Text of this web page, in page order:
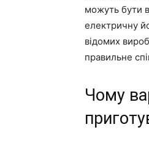
можуть бути
електричну
відомих
правильне
Чому